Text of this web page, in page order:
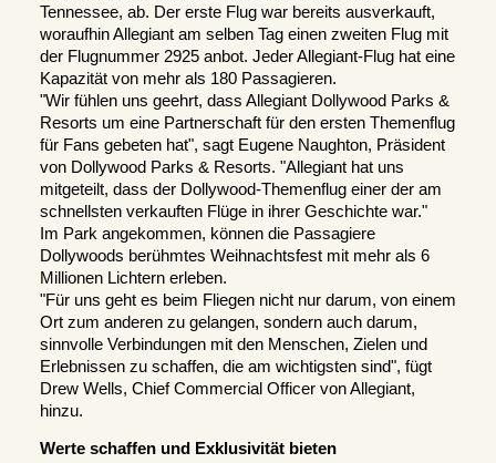
Tennessee, ab. Der erste Flug war bereits ausverkauft,
woraufhin Allegiant am selben Tag einen zweiten Flug mit
der Flugnummer 2925 anbot. Jeder Allegiant-Flug hat eine
Kapazität von mehr als 180 Passagieren.
"Wir fühlen uns geehrt, dass Allegiant Dollywood Parks &
Resorts um eine Partnerschaft für den ersten Themenflug
für Fans gebeten hat", sagt Eugene Naughton, Präsident
von Dollywood Parks & Resorts. "Allegiant hat uns
mitgeteilt, dass der Dollywood-Themenflug einer der am
schnellsten verkauften Flüge in ihrer Geschichte war."
Im Park angekommen, können die Passagiere
Dollywoods berühmtes Weihnachtsfest mit mehr als 6
Millionen Lichtern erleben.
"Für uns geht es beim Fliegen nicht nur darum, von einem
Ort zum anderen zu gelangen, sondern auch darum,
sinnvolle Verbindungen mit den Menschen, Zielen und
Erlebnissen zu schaffen, die am wichtigsten sind", fügt
Drew Wells, Chief Commercial Officer von Allegiant,
hinzu.
Werte schaffen und Exklusivität bieten